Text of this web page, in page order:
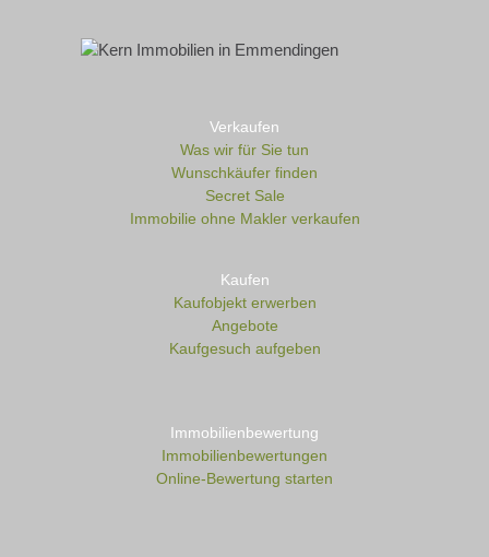
Verkaufen
Was wir für Sie tun
Wunschkäufer finden
Secret Sale
Immobilie ohne Makler verkaufen
Kaufen
Kaufobjekt erwerben
Angebote
Kaufgesuch aufgeben
Immobilienbewertung
Immobilienbewertungen
Online-Bewertung starten